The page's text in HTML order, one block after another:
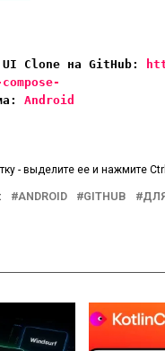
Clone на GitHub:
Android
- выделите ее и нажмите
ANDROID GITHUB